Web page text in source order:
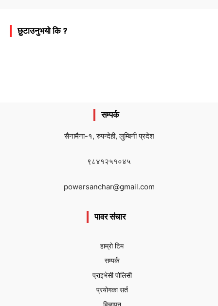
छुटाउनुभयो कि ?
सम्पर्क
सैनामैना-१, रुपन्देही, लुम्बिनी प्रदेश
९८४१२५१०४५
powersanchar@gmail.com
पावर संचार
हाम्रो टिम
सम्पर्क
प्राइभेसी पोलिसी
प्रयोगका सर्त
विज्ञापन